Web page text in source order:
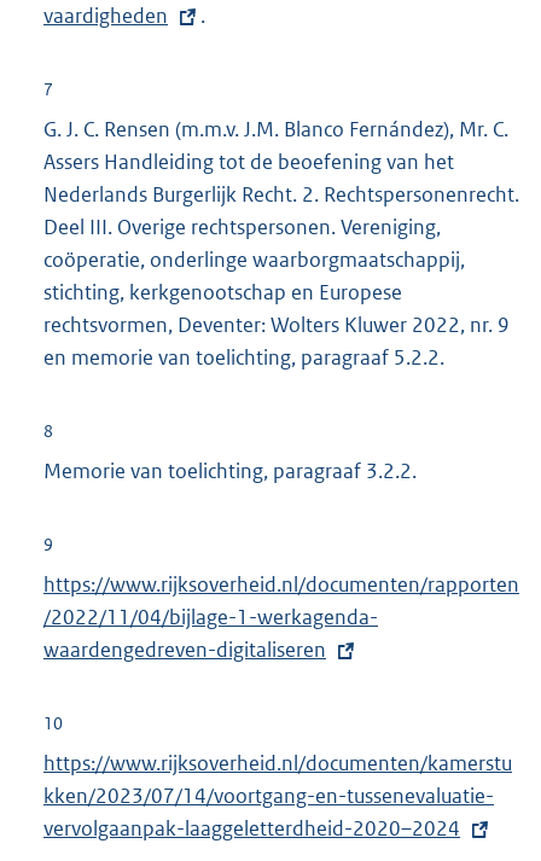
vaardigheden
.
7
G. J. C. Rensen (m.m.v. J.M. Blanco Fernández), Mr. C.
Assers Handleiding tot de beoefening van het
Nederlands Burgerlijk Recht. 2. Rechtspersonenrecht.
Deel III. Overige rechtspersonen. Vereniging,
coöperatie, onderlinge waarborgmaatschappij,
stichting, kerkgenootschap en Europese
rechtsvormen, Deventer: Wolters Kluwer 2022, nr. 9
en memorie van toelichting, paragraaf 5.2.2.
8
Memorie van toelichting, paragraaf 3.2.2.
9
E
x
t
r
e
l
i
https://www.rijksoverheid.nl/documenten/rapporten
/2022/11/04/bijlage-1-werkagenda-
waardengedreven-digitaliseren
10
E
x
t
https://www.rijksoverheid.nl/documenten/kamerstu
kken/2023/07/14/voortgang-en-tussenevaluatie-
vervolgaanpak-laaggeletterdheid-2020–2024